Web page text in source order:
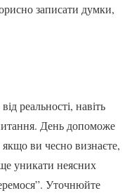
записати думки,
реальності, навіть
День допоможе
якщо ви чесно визнаєте,
уникати неясних
Уточнюйте